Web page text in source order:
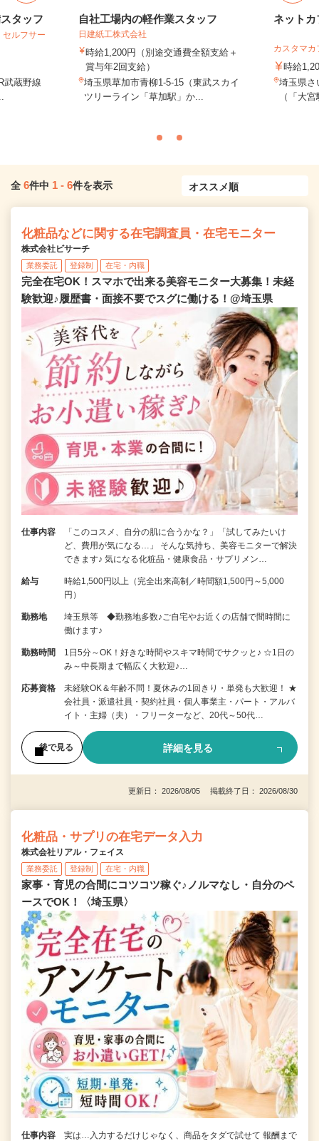
タッフ
ルフサー
武蔵野線
自社工場内の軽作業スタッフ
日建紙工株式会社
時給1,200円（別途交通費全額支給＋
賞与年2回支給）
埼玉県草加市青柳1‐5‐15（東武スカイ
ツリーライン「草加駅」か...
ネットカ
カスタマ
時給
埼玉県さ
（「大
全 6件中 1 - 6件を表示
化粧品などに関する在宅調査員・在宅モニター
株式会社ビサーチ
業務委託 登録制 在宅・内職
完全在宅OK！スマホで出来る美容モニター大募集！未経
験歓迎♪履歴書・面接不要でスグに働ける！@埼玉県
仕事内容
「このコスメ、自分の肌に合うかな？」「試してみたいけ
ど、費用が気になる…」 そんな気持ち、美容モニターで解決
できます♪ 気になる化粧品・健康食品・サプリメン…
給与
時給1,500円以上（完全出来高制／時間額1,500円～5,000
円）
勤務地
埼玉県等 ◆勤務地多数♪ご自宅やお近くの店舗で間時間に
働けます♪
勤務時間
1日5分～OK！好きな時間やスキマ時間でサクッと♪ ☆1日の
み～中長期まで幅広く大歓迎♪…
応募資格
未経験OK＆年齢不問！夏休みの1回きり・単発も大歓迎！ ★
会社員・派遣社員・契約社員・個人事業主・パート・アルバ
イト・主婦（夫）・フリーターなど、20代～50代…
後で見る 詳細を見る
更新日： 2026/08/05 掲載終了日： 2026/08/30
化粧品・サプリの在宅データ入力
株式会社リアル・フェイス
業務委託 登録制 在宅・内職
家事・育児の合間にコツコツ稼ぐ♪ノルマなし・自分のペ
ースでOK！〈埼玉県〉
仕事内容
実は…入力するだけじゃなく、商品をタダで試せて 報酬まで